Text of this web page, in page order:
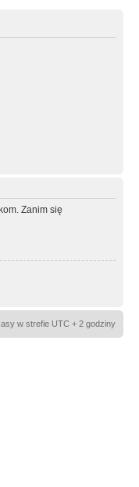
Zanim się
w strefie UTC + 2 godziny